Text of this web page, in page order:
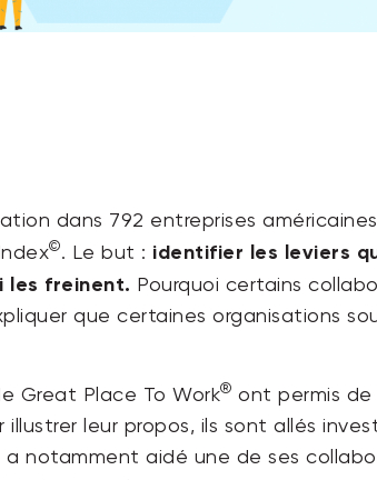
dans 792 entreprises
©. Le but : identifier les leviers
les freinent. Pourquoi certains
que certaines organisations
Great Place To Work® ont permis
leur propos, ils sont allés
a notamment aidé une de ses